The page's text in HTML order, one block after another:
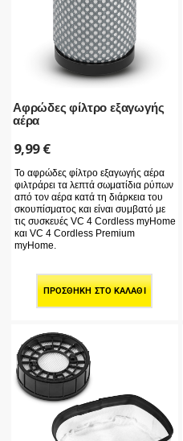
Αφρώδες φίλτρο εξαγωγής
αέρα
9,99€
Το αφρώδες φίλτρο εξαγωγής αέρα
φιλτράρει τα λεπτά σωματίδια ρύπων
από τον αέρα κατά τη διάρκεια του
σκουπίσματος και είναι συμβατό με
τις συσκευές VC 4 Cordless myHome
και VC 4 Cordless Premium
myHome.
ΠΡΟΣΘΉΚΗ ΣΤΟ ΚΑΛΆΘΙ